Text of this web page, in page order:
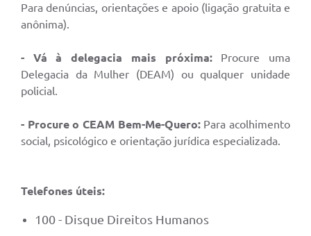
Para denúncias, orientações e apoio (ligação gratuita e
anônima).
- Vá à delegacia mais próxima: Procure uma
Delegacia da Mulher (DEAM) ou qualquer unidade
policial.
- Procure o CEAM Bem-Me-Quero: Para acolhimento
social, psicológico e orientação jurídica especializada.
Telefones úteis:
100 - Disque Direitos Humanos